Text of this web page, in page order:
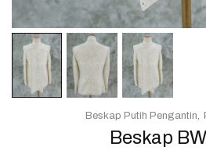
Beskap
Beskap Putih Pengantin